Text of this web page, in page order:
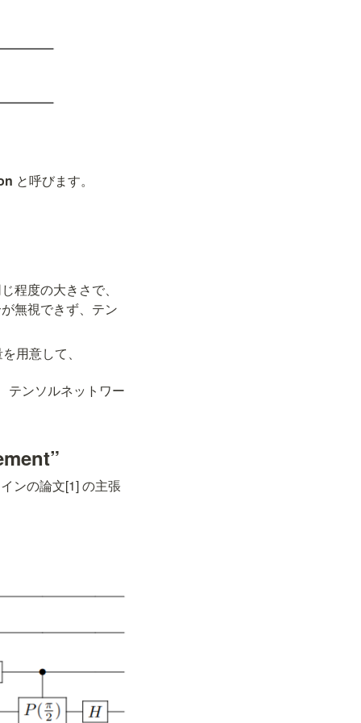
と呼びます。
程度の大きさで、
無視できず、テン
用意して、
テンソルネットワー
”
ンの論文[1] の主張